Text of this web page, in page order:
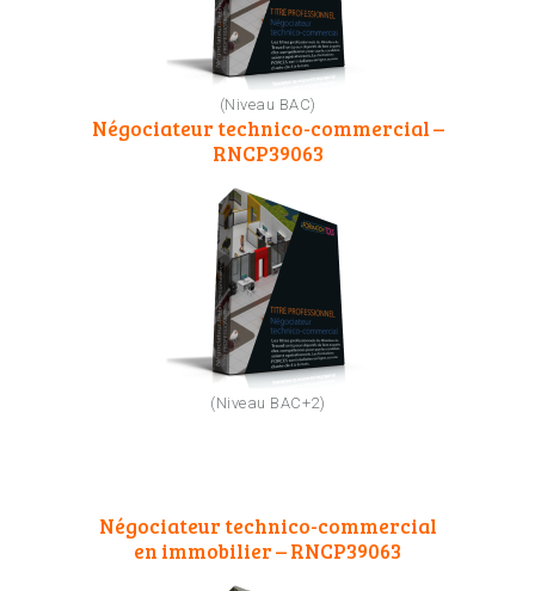
(Niveau BAC)
Négociateur technico-commercial –
RNCP39063
(Niveau BAC+2)
Négociateur technico-commercial
en immobilier – RNCP39063